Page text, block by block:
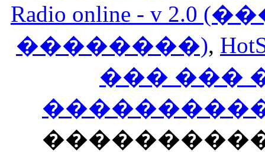
Radio online - v
��������),
��� ���